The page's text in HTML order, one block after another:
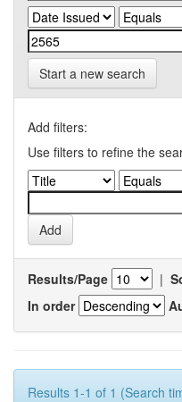
Start a new search
Add filters:
Use filters to refine the
Results/Page |
In order
Results 1-1 of 1 (Search